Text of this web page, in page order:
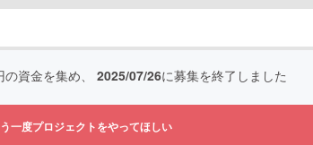
の資金を集め、 2025/07/26に募集を終了しました
一度プロジェクトをやってほしい